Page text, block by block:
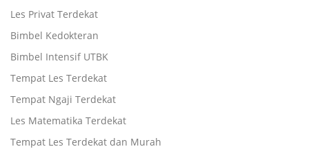
Les Privat Terdekat
Bimbel Kedokteran
Bimbel Intensif UTBK
Tempat Les Terdekat
Tempat Ngaji Terdekat
Les Matematika Terdekat
Tempat Les Terdekat dan Murah